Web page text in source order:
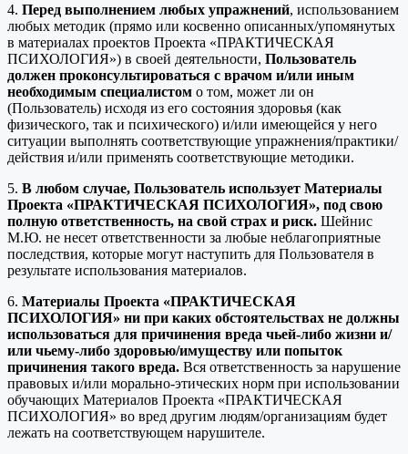
4. Перед выполнением любых упражнений, использованием
любых методик (прямо или косвенно описанных/упомянутых
в материалах проектов Проекта «ПРАКТИЧЕСКАЯ
ПСИХОЛОГИЯ») в своей деятельности, Пользователь
должен проконсультироваться с врачом и/или иным
необходимым специалистом о том, может ли он
(Пользователь) исходя из его состояния здоровья (как
физического, так и психического) и/или имеющейся у него
ситуации выполнять соответствующие упражнения/практики/
действия и/или применять соответствующие методики.
5. В любом случае, Пользователь использует Материалы
Проекта «ПРАКТИЧЕСКАЯ ПСИХОЛОГИЯ», под свою
полную ответственность, на свой страх и риск. Шейнис
М.Ю. не несет ответственности за любые неблагоприятные
последствия, которые могут наступить для Пользователя в
результате использования материалов.
6. Материалы Проекта «ПРАКТИЧЕСКАЯ
ПСИХОЛОГИЯ» ни при каких обстоятельствах не должны
использоваться для причинения вреда чьей-либо жизни и/
или чьему-либо здоровью/имуществу или попыток
причинения такого вреда. Вся ответственность за нарушение
правовых и/или морально-этических норм при использовании
обучающих Материалов Проекта «ПРАКТИЧЕСКАЯ
ПСИХОЛОГИЯ» во вред другим людям/организациям будет
лежать на соответствующем нарушителе.